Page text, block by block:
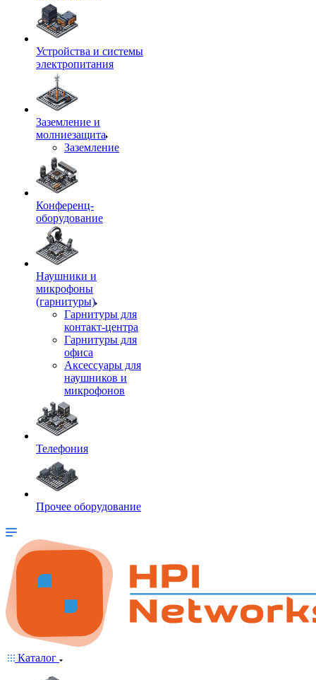
Устройства и системы
электропитания
Заземление и
молниезащита
Заземление
Конференц-
оборудование
Наушники и
микрофоны
(гарнитуры)
Гарнитуры для
контакт-центра
Гарнитуры для
офиса
Аксессуары для
наушников и
микрофонов
Телефония
Прочее оборудование
Каталог